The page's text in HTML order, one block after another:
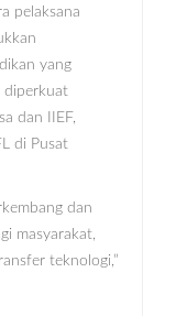
pelaksana
yang
diperkuat
dan IIEF,
di Pusat
dan
masyarakat,
teknologi,”